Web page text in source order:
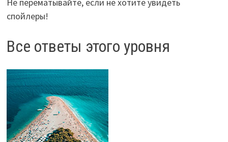
спойлеры!
Все ответы этого уровня